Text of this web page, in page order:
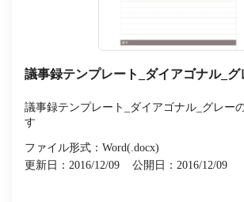
議事録テンプレート_ダイアゴナル_グ
議事録テンプレート_ダイアゴナル_グレー
す
ファイル形式：Word(.docx)
更新日：2016/12/09
公開日：2016/12/09